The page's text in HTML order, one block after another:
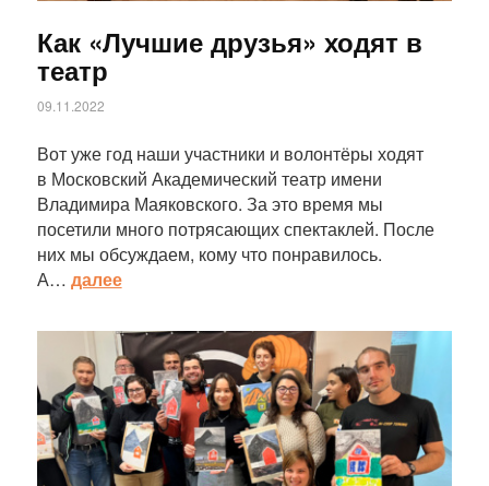
Как «Лучшие друзья» ходят в
театр
09.11.2022
Вот уже год наши участники и волонтёры ходят
в Московский Академический театр имени
Владимира Маяковского. За это время мы
посетили много потрясающих спектаклей. После
них мы обсуждаем, кому что понравилось.
А… далее